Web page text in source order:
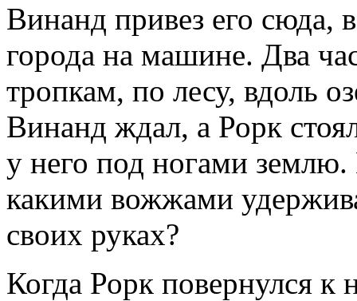
Винанд привез его сюда,
города на машине. Два
тропкам, по лесу, вдоль
Винанд ждал, а Рорк
у него под ногами
какими вожжами
своих руках?
Когда Рорк повернулся к